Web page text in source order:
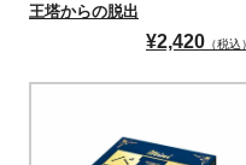
王塔からの脱出
¥2,420 （税込）